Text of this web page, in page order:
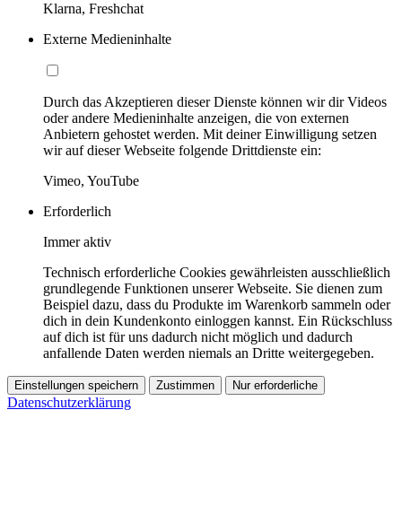
Klarna, Freshchat
Externe Medieninhalte
Durch das Akzeptieren dieser Dienste können wir dir Videos
oder andere Medieninhalte anzeigen, die von externen
Anbietern gehostet werden. Mit deiner Einwilligung setzen
wir auf dieser Webseite folgende Drittdienste ein:
Vimeo, YouTube
Erforderlich
Immer aktiv
Technisch erforderliche Cookies gewährleisten ausschließlich
grundlegende Funktionen unserer Webseite. Sie dienen zum
Beispiel dazu, dass du Produkte im Warenkorb sammeln oder
dich in dein Kundenkonto einloggen kannst. Ein Rückschluss
auf dich ist für uns dadurch nicht möglich und dadurch
anfallende Daten werden niemals an Dritte weitergegeben.
Einstellungen speichern Zustimmen Nur erforderliche
Datenschutzerklärung